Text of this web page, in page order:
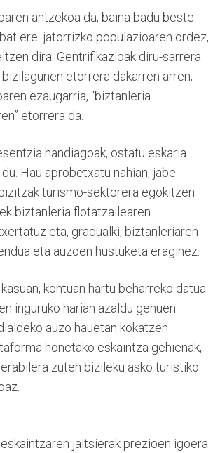
antzekoa da, baina badu beste
ere: jatorrizko populazioaren ordez,
dira. Gentrifikazioak diru-sarrera
etorrera dakarren arren;
ezaugarria, “biztanleria
etorrera da.
handiagoak, ostatu eskaria
Hau aprobetxatu nahian, jabe
turismo-sektorera egokitzen
biztanleria flotatzailearen
eta, gradualki, biztanleriaren
eta auzoen hustuketa eraginez.
kontuan hartu beharreko datua
inguruko harian azaldu genuen
auzo hauetan kokatzen
honetako eskaintza gehienak,
zuten bizileku asko turistiko
jaitsierak prezioen igoera